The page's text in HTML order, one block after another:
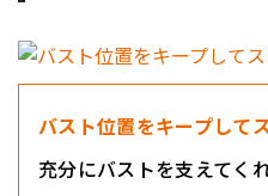
バスト位置をキープして
充分にバストを支えてく